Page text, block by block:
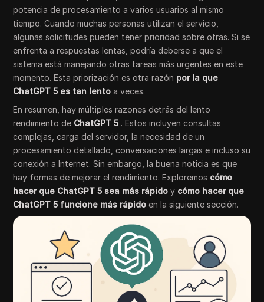
potencia de procesamiento a varios usuarios al mismo
tiempo. Cuando muchas personas utilizan el servicio,
algunas solicitudes pueden tener prioridad sobre otras. Si se
enfrenta a respuestas lentas, podría deberse a que el
sistema está manejando otras tareas más urgentes en este
momento. Esta priorización es otra razón por la que
ChatGPT 5 es tan lento a veces.
En resumen, hay múltiples razones detrás del lento
rendimiento de ChatGPT 5 . Estos incluyen consultas
complejas, carga del servidor, la necesidad de un
procesamiento detallado, conversaciones largas e incluso su
conexión a Internet. Sin embargo, la buena noticia es que
hay formas de mejorar el rendimiento. Exploremos cómo
hacer que ChatGPT 5 sea más rápido y cómo hacer que
ChatGPT 5 funcione más rápido en la siguiente sección.